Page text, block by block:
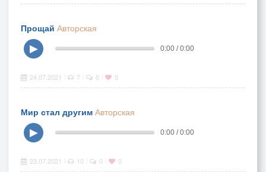
Прощай Авторская
▶
0:00 / 0:00
24.07.2021 7 0 0
Мир стал другим Авторская
▶
0:00 / 0:00
23.07.2021 10 0 0